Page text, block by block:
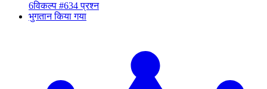
6विकल्प #634 प्रश्न
भुगतान किया गया